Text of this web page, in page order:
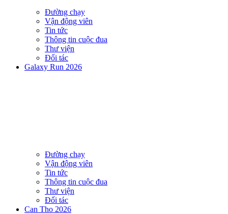
Đường chạy
Vận động viên
Tin tức
Thông tin cuộc đua
Thư viện
Đối tác
Galaxy Run 2026
Đường chạy
Vận động viên
Tin tức
Thông tin cuộc đua
Thư viện
Đối tác
Can Tho 2026